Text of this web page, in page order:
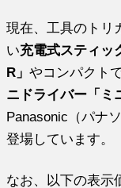
現在、工具のトリ
い充電式スティッ
R」やコンパクト
ニドライバー「ミ
Panasonic（パナ
登場しています。
なお、以下の表示